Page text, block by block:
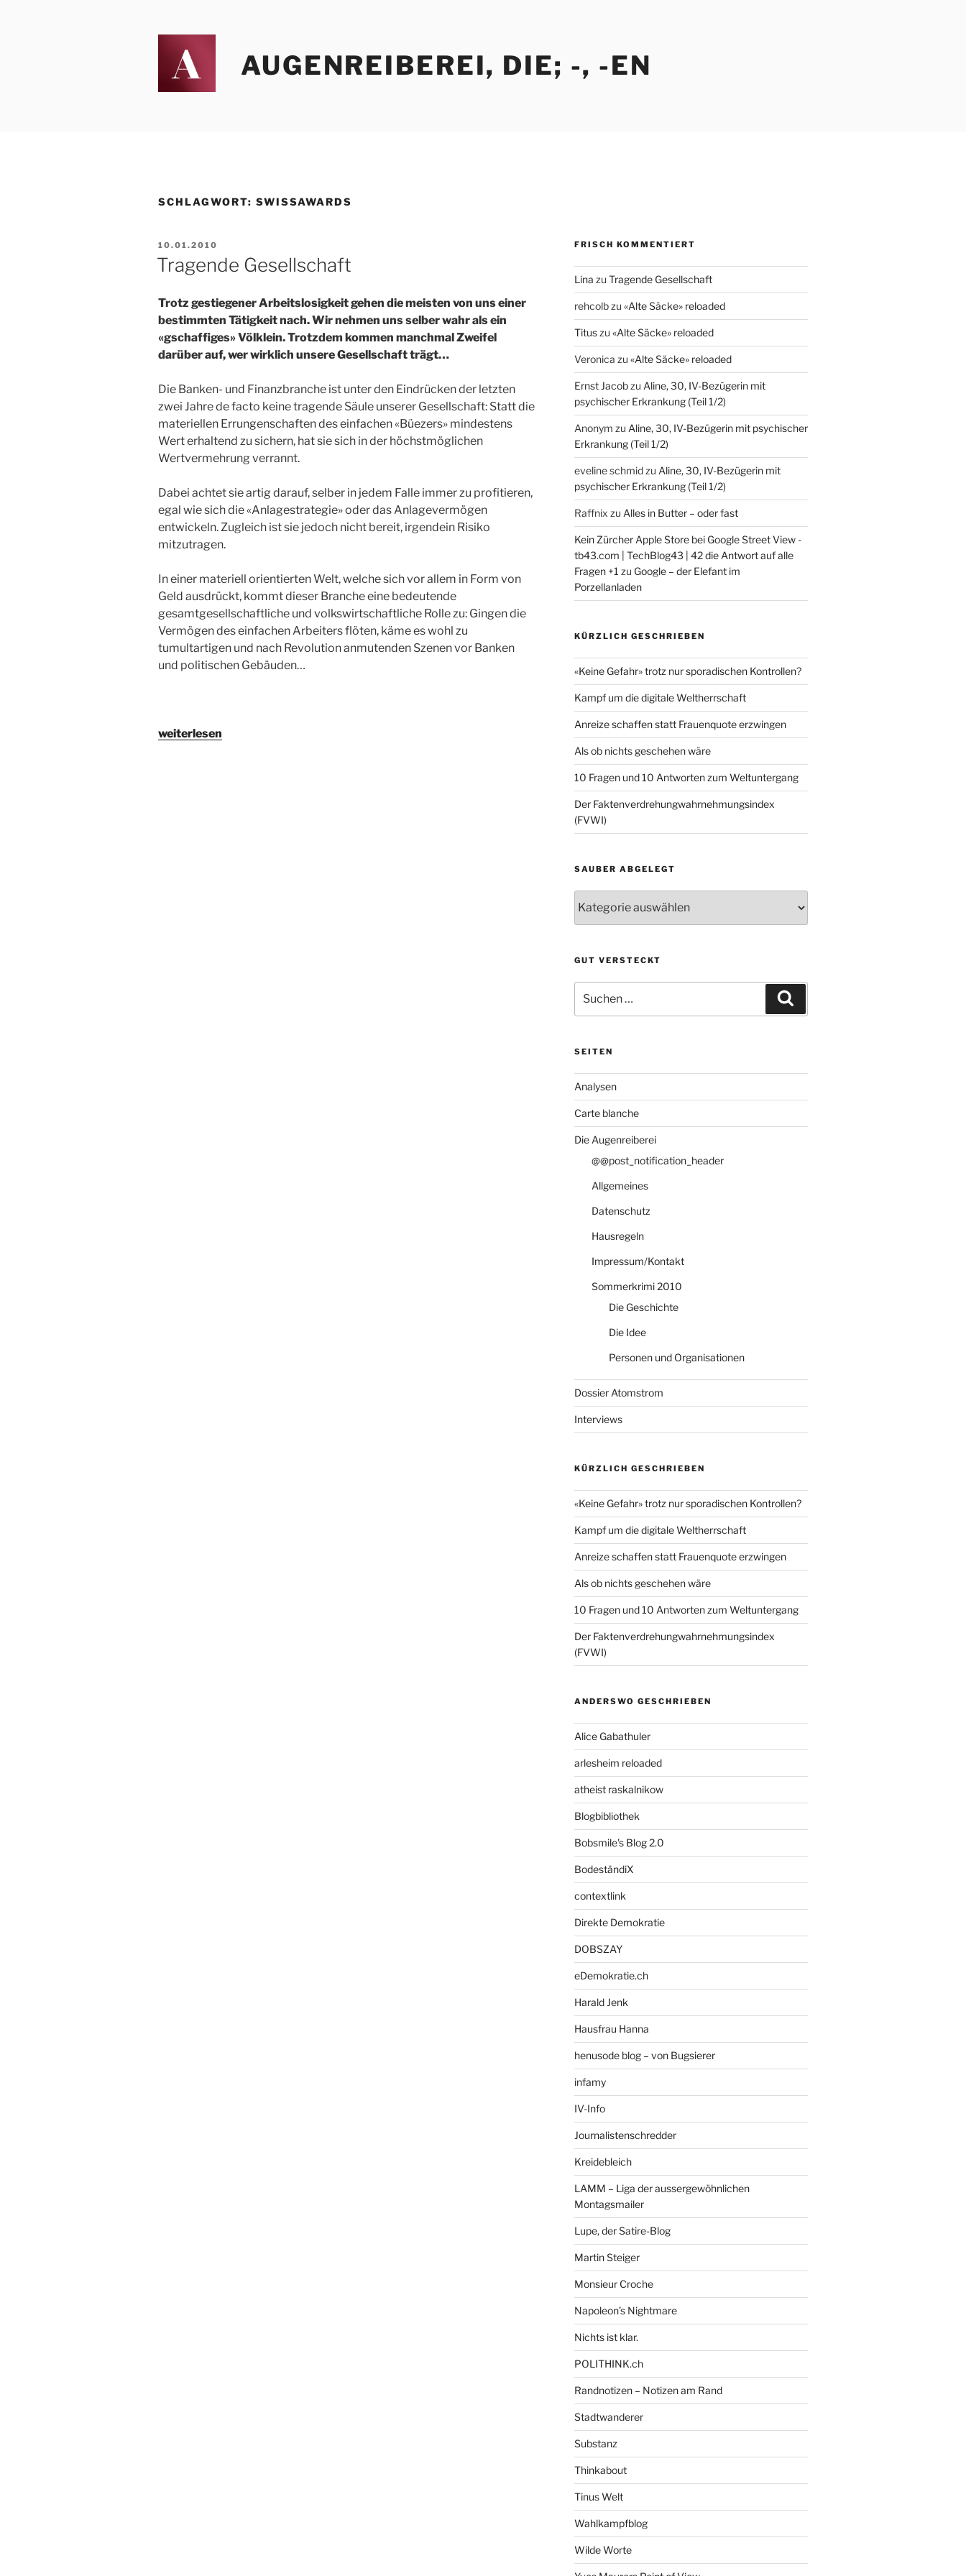
AUGENREIBEREI, DIE; -, -EN
SCHLAGWORT: SWISSAWARDS
VERÖFFENTLICHT
AM
10.01.2010
Tragende Gesellschaft
Trotz gestiegener Arbeitslosigkeit gehen die meisten von uns einer
bestimmten Tätigkeit nach. Wir nehmen uns selber wahr als ein
«gschaffiges» Völklein. Trotzdem kommen manchmal Zweifel
darüber auf, wer wirklich unsere Gesellschaft trägt…
Die Banken- und Finanzbranche ist unter den Eindrücken der letzten
zwei Jahre de facto keine tragende Säule unserer Gesellschaft: Statt die
materiellen Errungenschaften des einfachen «Büezers» mindestens
Wert erhaltend zu sichern, hat sie sich in der höchstmöglichen
Wertvermehrung verrannt.
Dabei achtet sie artig darauf, selber in jedem Falle immer zu profitieren,
egal wie sich die «Anlagestrategie» oder das Anlagevermögen
entwickeln. Zugleich ist sie jedoch nicht bereit, irgendein Risiko
mitzutragen.
In einer materiell orientierten Welt, welche sich vor allem in Form von
Geld ausdrückt, kommt dieser Branche eine bedeutende
gesamtgesellschaftliche und volkswirtschaftliche Rolle zu: Gingen die
Vermögen des einfachen Arbeiters flöten, käme es wohl zu
tumultartigen und nach Revolution anmutenden Szenen vor Banken
und politischen Gebäuden…
„Tragende
weiterlesen
FRISCH KOMMENTIERT
Lina zu Tragende Gesellschaft
rehcolbzu «Alte Säcke» reloaded
Tituszu «Alte Säcke» reloaded
Veronica zu «Alte Säcke» reloaded
Ernst Jacobzu Aline, 30, IV-Bezügerin mit
psychischer Erkrankung (Teil 1/2)
Anonym zu Aline, 30, IV-Bezügerin mit psychischer
Erkrankung (Teil 1/2)
eveline schmidzu Aline, 30, IV-Bezügerin mit
psychischer Erkrankung (Teil 1/2)
Raffnix zu Alles in Butter – oder fast
Kein Zürcher Apple Store bei Google Street View -
tb43.com | TechBlog43 | 42 die Antwort auf alle
Fragen +1 zu Google – der Elefant im
Porzellanladen
KÜRZLICH GESCHRIEBEN
«Keine Gefahr» trotz nur sporadischen Kontrollen?
Kampf um die digitale Weltherrschaft
Anreize schaffen statt Frauenquote erzwingen
Als ob nichts geschehen wäre
10 Fragen und 10 Antworten zum Weltuntergang
Der Faktenverdrehungwahrnehmungsindex
(FVWI)
SAUBER ABGELEGT
abgelegt
GUT VERSTECKT
nach:
SEITEN
Analysen
Carte blanche
Die Augenreiberei
@@post_notification_header
Allgemeines
Datenschutz
Hausregeln
Impressum/Kontakt
Sommerkrimi 2010
Die Geschichte
Die Idee
Personen und Organisationen
Dossier Atomstrom
Interviews
KÜRZLICH GESCHRIEBEN
«Keine Gefahr» trotz nur sporadischen Kontrollen?
Kampf um die digitale Weltherrschaft
Anreize schaffen statt Frauenquote erzwingen
Als ob nichts geschehen wäre
10 Fragen und 10 Antworten zum Weltuntergang
Der Faktenverdrehungwahrnehmungsindex
(FVWI)
ANDERSWO GESCHRIEBEN
Alice Gabathuler
arlesheim reloaded
atheist raskalnikow
Blogbibliothek
Bobsmile's Blog 2.0
BodeständiX
contextlink
Direkte Demokratie
DOBSZAY
eDemokratie.ch
Harald Jenk
Hausfrau Hanna
henusode blog – von Bugsierer
infamy
IV-Info
Journalistenschredder
Kreidebleich
LAMM – Liga der aussergewöhnlichen
Montagsmailer
Lupe, der Satire-Blog
Martin Steiger
Monsieur Croche
Napoleon’s Nightmare
Nichts ist klar.
POLITHINK.ch
Randnotizen – Notizen am Rand
Stadtwanderer
Substanz
Thinkabout
Tinus Welt
Wahlkampfblog
Wilde Worte